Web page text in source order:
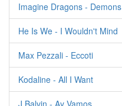
Imagine Dragons - Demons
He Is We - I Wouldn't Mind
Max Pezzali - Eccoti
Kodaline - All I Want
J Balvin - Ay Vamos